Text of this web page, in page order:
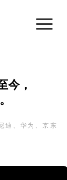
今，
迪、华为、京东